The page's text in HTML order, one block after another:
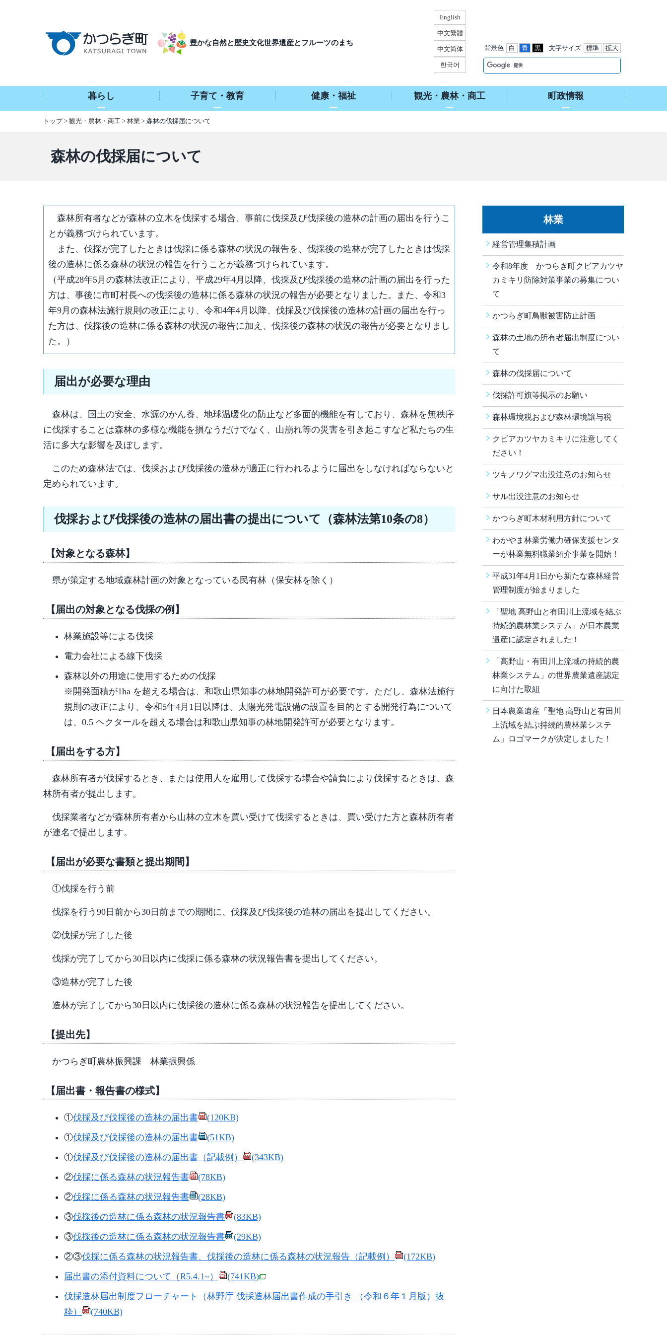
豊かな自然と歴史文化世界遺産とフルーツのまち
English
中文繁體
中文简体
한국어
背景色 白 青 黒 文字サイズ 標準 拡大
暮らし 子育て・教育 健康・福祉 観光・農林・商工 町政情報
トップ> 観光・農林・商工 > 林業 > 森林の伐採届について
森林の伐採届について
森林所有者などが森林の立木を伐採する場合、事前に伐採及び伐採後の造林の計画の届出を行うこ
とが義務づけられています。
また、伐採が完了したときは伐採に係る森林の状況の報告を、伐採後の造林が完了したときは伐採
後の造林に係る森林の状況の報告を行うことが義務づけられています。
（平成28年5月の森林法改正により、平成29年4月以降、伐採及び伐採後の造林の計画の届出を行った
方は、事後に市町村長への伐採後の造林に係る森林の状況の報告が必要となりました。また、令和3
年9月の森林法施行規則の改正により、令和4年4月以降、伐採及び伐採後の造林の計画の届出を行っ
た方は、伐採後の造林に係る森林の状況の報告に加え、伐採後の森林の状況の報告が必要となりまし
た。）
届出が必要な理由
森林は、国土の安全、水源のかん養、地球温暖化の防止など多面的機能を有しており、森林を無秩序
に伐採することは森林の多様な機能を損なうだけでなく、山崩れ等の災害を引き起こすなど私たちの生
活に多大な影響を及ぼします。
このため森林法では、伐採および伐採後の造林が適正に行われるように届出をしなければならないと
定められています。
伐採および伐採後の造林の届出書の提出について（森林法第10条の8）
【対象となる森林】
県が策定する地域森林計画の対象となっている民有林（保安林を除く）
【届出の対象となる伐採の例】
林業施設等による伐採
電力会社による線下伐採
森林以外の用途に使用するための伐採
※開発面積が1ha を超える場合は、和歌山県知事の林地開発許可が必要です。ただし、森林法施行
規則の改正により、令和5年4月1日以降は、太陽光発電設備の設置を目的とする開発行為について
は、0.5 ヘクタールを超える場合は和歌山県知事の林地開発許可が必要となります。
【届出をする方】
森林所有者が伐採するとき、または使用人を雇用して伐採する場合や請負により伐採するときは、森
林所有者が提出します。
伐採業者などが森林所有者から山林の立木を買い受けて伐採するときは、買い受けた方と森林所有者
が連名で提出します。
【届出が必要な書類と提出期間】
①伐採を行う前
伐採を行う90日前から30日前までの期間に、伐採及び伐採後の造林の届出を提出してください。
②伐採が完了した後
伐採が完了してから30日以内に伐採に係る森林の状況報告書を提出してください。
③造林が完了した後
造林が完了してから30日以内に伐採後の造林に係る森林の状況報告を提出してください。
【提出先】
かつらぎ町農林振興課 林業振興係
【届出書・報告書の様式】
①伐採及び伐採後の造林の届出書
(120KB)
①伐採及び伐採後の造林の届出書
(51KB)
①伐採及び伐採後の造林の届出書（記載例）
(343KB)
②伐採に係る森林の状況報告書
(78KB)
②伐採に係る森林の状況報告書
(28KB)
③伐採後の造林に係る森林の状況報告書
(83KB)
③伐採後の造林に係る森林の状況報告書
(29KB)
②③伐採に係る森林の状況報告書、伐採後の造林に係る森林の状況報告（記載例）
(172KB)
届出書の添付資料について（R5.4.1~）
(741KB)
伐採造林届出制度フローチャート（林野庁 伐採造林届出書作成の手引き （令和６年１月版）抜
粋）
(740KB)
林業
経営管理集積計画
令和8年度 かつらぎ町クビアカツヤ
カミキリ防除対策事業の募集につい
て
かつらぎ町鳥獣被害防止計画
森林の土地の所有者届出制度につい
て
森林の伐採届について
伐採許可旗等掲示のお願い
森林環境税および森林環境譲与税
クビアカツヤカミキリに注意してく
ださい！
ツキノワグマ出没注意のお知らせ
サル出没注意のお知らせ
かつらぎ町木材利用方針について
わかやま林業労働力確保支援センタ
ーが林業無料職業紹介事業を開始！
平成31年4月1日から新たな森林経営
管理制度が始まりました
「聖地 高野山と有田川上流域を結ぶ
持続的農林業システム」が日本農業
遺産に認定されました！
「高野山・有田川上流域の持続的農
林業システム」の世界農業遺産認定
に向けた取組
日本農業遺産「聖地 高野山と有田川
上流域を結ぶ持続的農林業システ
ム」ロゴマークが決定しました！